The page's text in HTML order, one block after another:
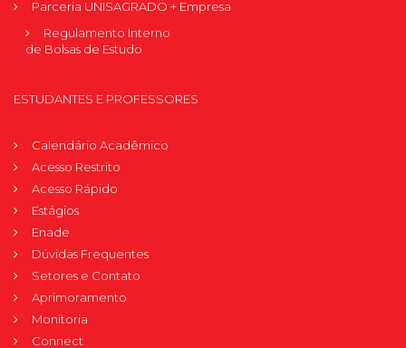
Parceria UNISAGRADO + Empresa
Regulamento Interno
de Bolsas de Estudo
ESTUDANTES E PROFESSORES
Calendário Acadêmico
Acesso Restrito
Acesso Rápido
Estágios
Enade
Dúvidas Frequentes
Setores e Contato
Aprimoramento
Monitoria
Connect